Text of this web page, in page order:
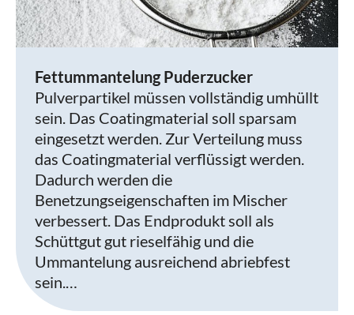
Fettummantelung Puderzucker
Pulverpartikel müssen vollständig umhüllt
sein. Das Coatingmaterial soll sparsam
eingesetzt werden. Zur Verteilung muss
das Coatingmaterial verflüssigt werden.
Dadurch werden die
Benetzungseigenschaften im Mischer
verbessert. Das Endprodukt soll als
Schüttgut gut rieselfähig und die
Ummantelung ausreichend abriebfest
sein.…